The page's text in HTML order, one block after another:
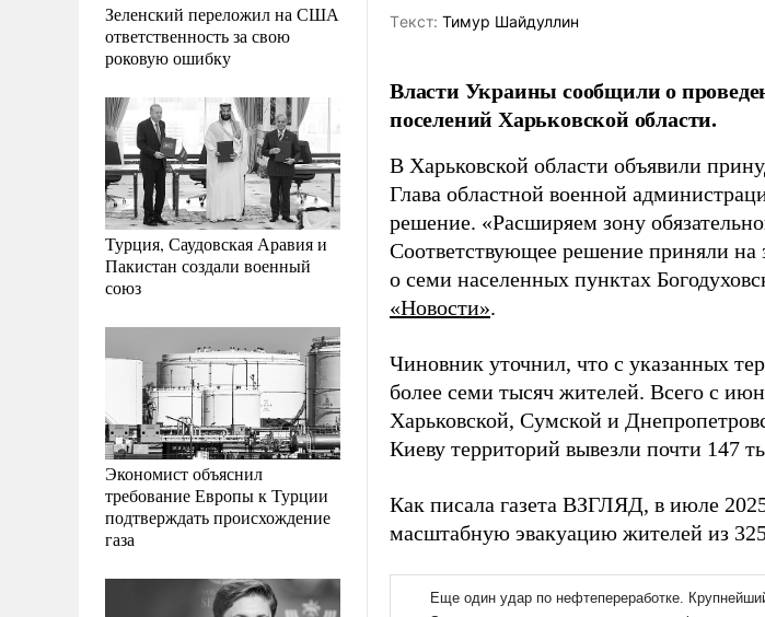
Зеленский переложил на США
ответственность за свою
роковую ошибку
Турция, Саудовская Аравия и
Пакистан создали военный
союз
Экономист объяснил
требование Европы к Турции
подтверждать происхождение
газа
Tекст: Тимур Шайдуллин
Власти Украины сообщили о
поселений Харьковской области.
В Харьковской области объявили
Глава областной военной
решение. «Расширяем зону
Соответствующее решение приняли на
о семи населенных пунктах
«Новости».
Чиновник уточнил, что с указанных
более семи тысяч жителей. Всего с
Харьковской, Сумской и
Киеву территорий вывезли почти 147
Как писала газета ВЗГЛЯД, в июле
масштабную эвакуацию жителей из